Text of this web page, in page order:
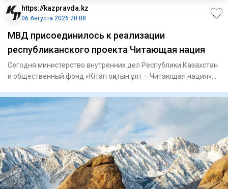
https://kazpravda.kz
06 Августа 2026 20:08
МВД присоединилось к реализации
республиканского проекта Читающая нация
Сегодня министерство внутренних дел Республики Казахстан
и общественный фонд «Кітап оқитын ұлт – Читающая нация»